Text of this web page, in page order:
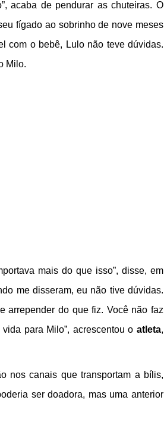
acaba de pendurar as chuteiras. O
fígado ao sobrinho de nove meses
com o bebê, Lulo não teve dúvidas.
Milo.
mais do que isso”, disse, em
me disseram, eu não tive dúvidas.
arrepender do que fiz. Você não faz
para Milo”, acrescentou o atleta,
nos canais que transportam a bílis,
ser doadora, mas uma anterior